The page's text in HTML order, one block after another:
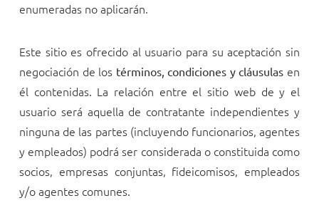
enumeradas no aplicarán.
Este sitio es ofrecido al usuario para su aceptación sin
negociación de los términos, condiciones y cláusulas en
él contenidas. La relación entre el sitio web dey el
usuario será aquella de contratante independientes y
ninguna de las partes (incluyendo funcionarios, agentes
y empleados) podrá ser considerada o constituida como
socios, empresas conjuntas, fideicomisos, empleados
y/o agentes comunes.